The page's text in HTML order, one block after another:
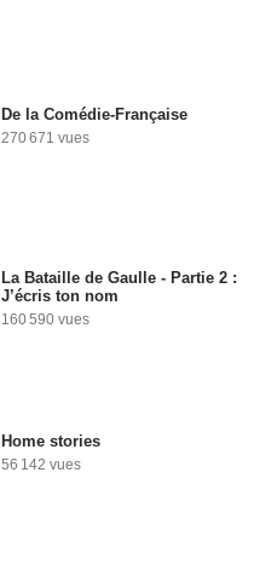
De la Comédie-Française
270 671 vues
La Bataille de Gaulle - Partie 2 :
J’écris ton nom
160 590 vues
Home stories
56 142 vues